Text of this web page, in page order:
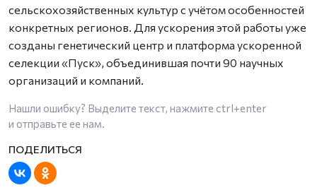
сельскохозяйственных культур с учётом особенностей
конкретных регионов. Для ускорения этой работы уже
созданы генетический центр и платформа ускоренной
селекции «Пуск», объединившая почти 90 научных
организаций и компаний.
Нашли ошибку? Выделите текст, нажмите ctrl+enter
и отправьте ее нам.